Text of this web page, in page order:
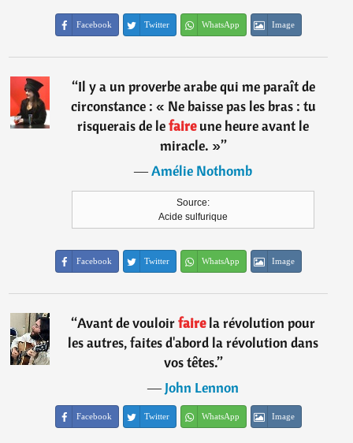
Facebook Twitter WhatsApp Image
“Il y a un proverbe arabe qui me paraît de
circonstance : « Ne baisse pas les bras : tu
risquerais de lefaireune heure avant le
miracle. »”
―Amélie Nothomb
Source:
Acide sulfurique
Facebook Twitter WhatsApp Image
“Avant de vouloirfairela révolution pour
les autres, faites d'abord la révolution dans
vos têtes.”
―John Lennon
Facebook Twitter WhatsApp Image